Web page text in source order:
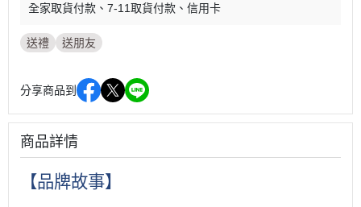
全家取貨付款
7-11取貨付款 信用卡
送禮 送朋友
分享商品到
商品詳情
【品牌故事】